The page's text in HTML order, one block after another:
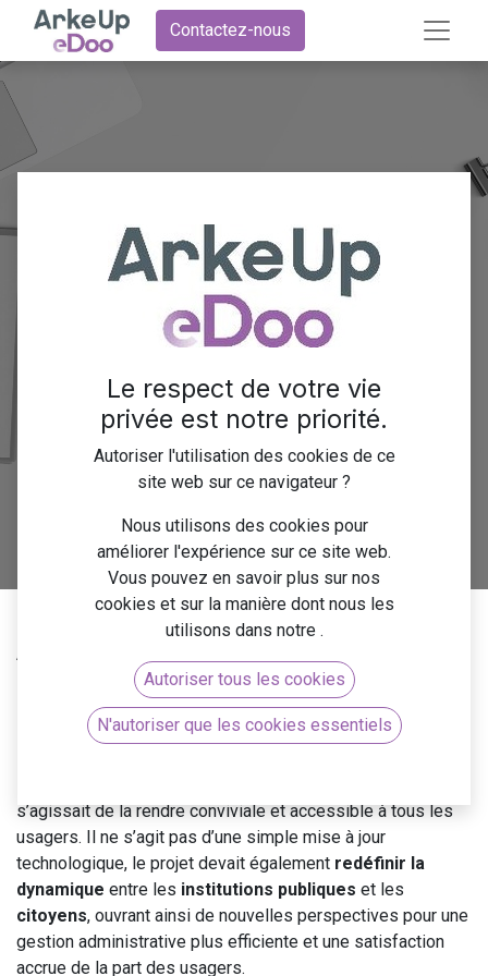
Contactez-nous
Odoo pour le
secteur
public
Découvrez comment nous avons modernisé une
plateforme départementale pour plus d'efficacité,
d'accessibilité et de proximité !
Contactez-nous
À l'ère de la digitalisation administrative, l'efficacité,
l'accessibilité et la proximité deviennent des impératifs
incontournables. C'est dans ce contexte que notre client du
secteur public s'est tourné vers Arkeup, en quête de
s’agissait de la rendre conviviale et accessible à tous les
usagers. Il ne s’agit pas d’une simple mise à jour
technologique, le projet devait également redéfinir la
dynamique entre les institutions publiques et les
citoyens, ouvrant ainsi de nouvelles perspectives pour une
gestion administrative plus efficiente et une satisfaction
accrue de la part des usagers.
Le respect de votre vie
privée est notre priorité.
Autoriser l'utilisation des cookies de ce
site web sur ce navigateur ?
Nous utilisons des cookies pour
améliorer l'expérience sur ce site web.
Vous pouvez en savoir plus sur nos
cookies et sur la manière dont nous les
utilisons dans notre .
Autoriser tous les cookies
N'autoriser que les cookies essentiels